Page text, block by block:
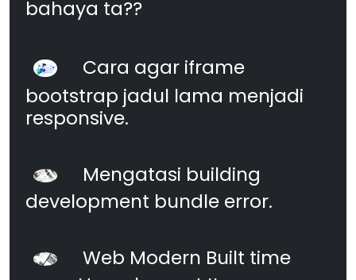
bahaya ta??
Cara agar iframe
bootstrap jadul lama menjadi
responsive.
Mengatasi building
development bundle error.
Web Modern Built time